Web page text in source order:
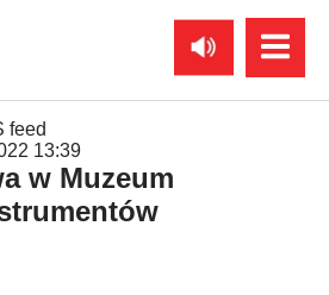
feed
13:39
w Muzeum